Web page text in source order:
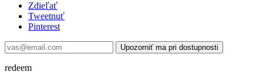
Zdieľať
Tweetnuť
Pinterest
Upozorniť ma pri dostupnosti
redeem